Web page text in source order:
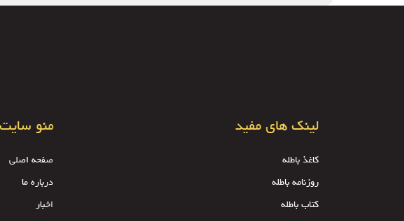
لینک های مفید
کاغذ باطله
روزنامه باطله
کتاب باطله
منو سایت
صفحه اصلی
درباره ما
اخبار